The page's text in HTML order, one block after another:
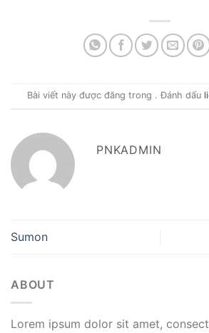
Bài viết này được đăng trong . Đánh dấu
PNKADMIN
Sumon
ABOUT
Lorem ipsum dolor sit amet,